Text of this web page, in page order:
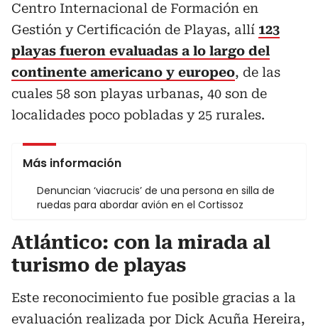
Centro Internacional de Formación en
Gestión y Certificación de Playas, allí 123
playas fueron evaluadas a lo largo del
continente americano y europeo, de las
cuales 58 son playas urbanas, 40 son de
localidades poco pobladas y 25 rurales.
Más información
Denuncian ‘viacrucis’ de una persona en silla de
ruedas para abordar avión en el Cortissoz
Atlántico: con la mirada al
turismo de playas
Este reconocimiento fue posible gracias a la
evaluación realizada por Dick Acuña Hereira,